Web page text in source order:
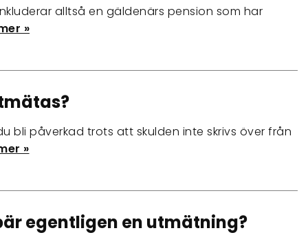
alltså en gäldenärs pension som har
»
bli påverkad trots att skulden inte skrivs över från
»
egentligen en utmätning?